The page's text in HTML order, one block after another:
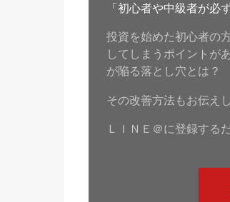
「初心者や中級者が
投資を始めた初心者の
してしまうポイントが
が陥る落とし穴とは？
その改善方法もお伝え
ＬＩＮＥ＠に登録する